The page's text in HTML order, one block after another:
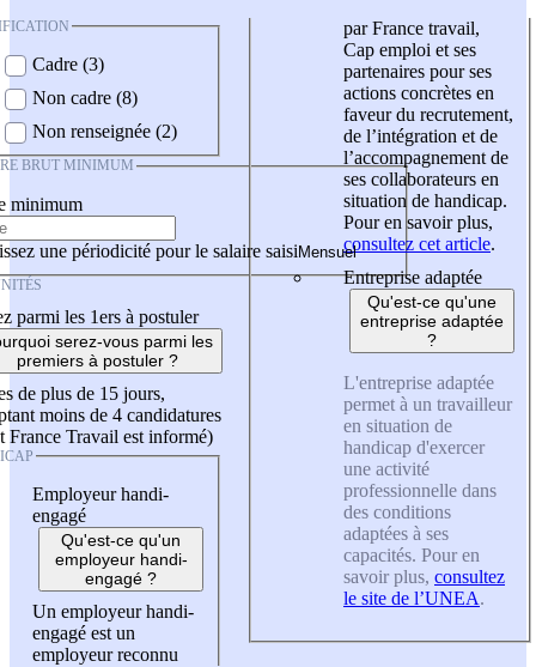
Cadre (3)
Non cadre (8)
Non renseignée (2)
BRUT MINIMUM
minimum
une périodicité pour le salaire saisi
parmi les 1ers à postuler
serez-vous parmi les
premiers à postuler ?
de plus de 15 jours,
moins de 4 candidatures
France Travail est informé)
Employeur handi-
engagé
Qu'est-ce qu'un
employeur handi-
engagé ?
Un employeur handi-
engagé est un
employeur reconnu
par France travail,
Cap emploi et ses
partenaires pour ses
actions concrètes en
faveur du recrutement,
de l’intégration et de
l’accompagnement de
ses collaborateurs en
situation de handicap.
Pour en savoir plus,
consultez cet article.
Entreprise adaptée
Qu'est-ce qu'une
entreprise adaptée
?
L'entreprise adaptée
permet à un travailleur
en situation de
handicap d'exercer
une activité
professionnelle dans
des conditions
adaptées à ses
capacités. Pour en
savoir plus, consultez
le site de l’UNEA.